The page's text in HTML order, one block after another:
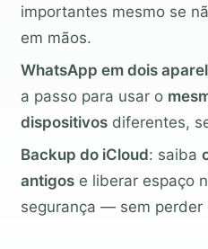
importantes mesmo se
em mãos.
WhatsApp em dois
a passo para usar o
dispositivosdiferentes,
Backup do iCloud: saiba
antigose liberar espaço
segurança — sem perder